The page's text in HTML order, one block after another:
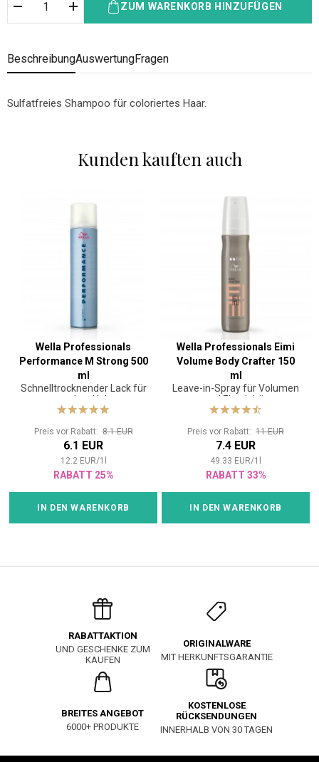
ZUM WARENKORB HINZUFÜGEN
BeschreibungAuswertungFragen
Sulfatfreies Shampoo für coloriertes Haar.
Kunden kauften auch
Wella Professionals
Performance M Strong 500
ml
Schnelltrocknender Lack für
starken Halt
Preis vor Rabatt:8.1 EUR
6.1 EUR
12.2 EUR/1
RABATT 25%
IN DEN WARENKORB
Wella Professionals Eimi
Volume Body Crafter 150
ml
Leave-in-Spray für Volumen
und Elastizität
Preis vor Rabatt: 11 EUR
7.4 EUR
49.33 EUR/1
RABATT 33%
IN DEN WARENKORB
RABATTAKTION
UND GESCHENKE ZUM
KAUFEN
ORIGINALWARE
MIT HERKUNFTSGARANTIE
BREITES ANGEBOT
6000+ PRODUKTE
KOSTENLOSE
RÜCKSENDUNGEN
INNERHALB VON 30 TAGEN